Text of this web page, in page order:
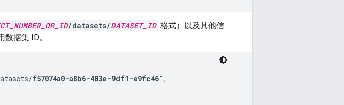
/datasets/DATASET_ID 格式）以及其他信
据集 ID。
f57074a0-a8b6-403e-9df1-e9fc46",